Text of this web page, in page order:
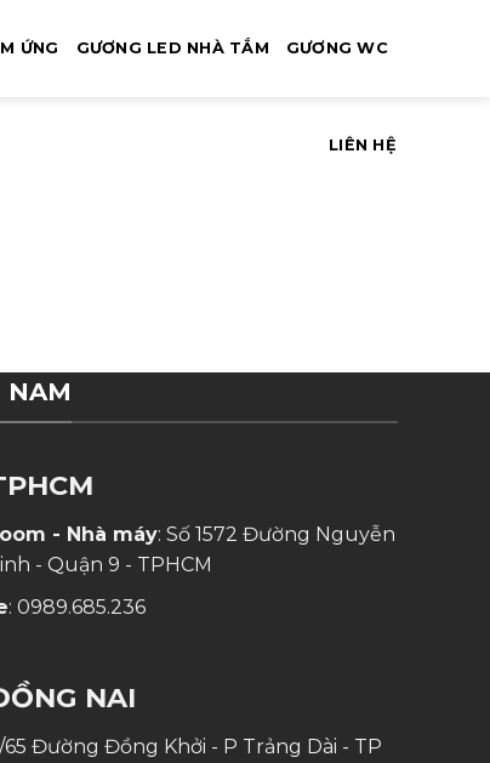
ỨNG GƯƠNG LED NHÀ TẮM GƯƠNG WC
LIÊN HỆ
NAM
- Nhà máy: Số 1572 Đường Nguyễn
- Quận 9 - TPHCM
: 0989.685.236
NAI
65 Đường Đồng Khởi - P Trảng Dài - TP